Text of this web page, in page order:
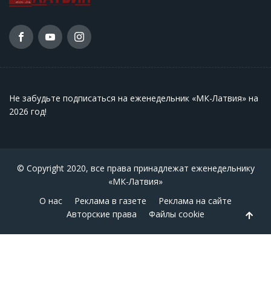
Не забудьте подписаться на еженедельник «МК-Латвия» на
2026 год!
© Copyright 2020, все права принадлежат еженедельнику
«МК-Латвия»
О нас
Реклама в газете
Реклама на сайте
Авторские права
Файлы cookie